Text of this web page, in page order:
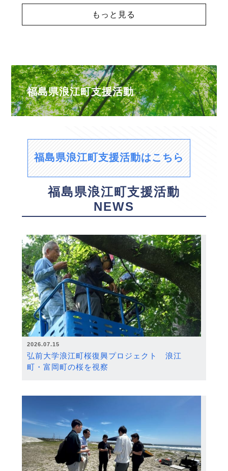
もっと見る
福島県浪江町支援活動
福島県浪江町支援活動はこちら
福島県浪江町支援活動
NEWS
2026.07.15
弘前大学浪江町桜復興プロジェクト 浪江
町・富岡町の桜を視察